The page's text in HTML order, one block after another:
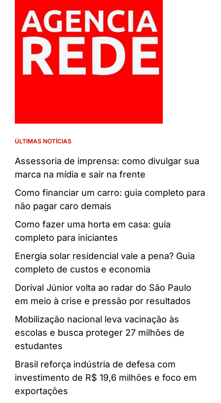
ÚLTIMAS NOTÍCIAS
Assessoria de imprensa: como divulgar sua
marca na mídia e sair na frente
Como financiar um carro: guia completo para
não pagar caro demais
Como fazer uma horta em casa: guia
completo para iniciantes
Energia solar residencial vale a pena? Guia
completo de custos e economia
Dorival Júnior volta ao radar do São Paulo
em meio à crise e pressão por resultados
Mobilização nacional leva vacinação às
escolas e busca proteger 27 milhões de
estudantes
Brasil reforça indústria de defesa com
investimento de R$ 19,6 milhões e foco em
exportações